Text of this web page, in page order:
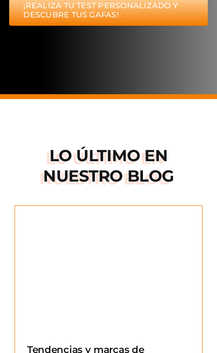
¡REALIZA TU TEST PERSONALIZADO Y
DESCUBRE TUS GAFAS!
LO ÚLTIMO EN
NUESTRO BLOG
Tendencias y marcas de